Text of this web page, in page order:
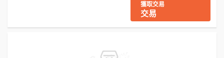
獲取交易
交易